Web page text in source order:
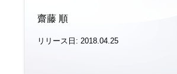
齋藤 順
リリース日: 2018.04.25